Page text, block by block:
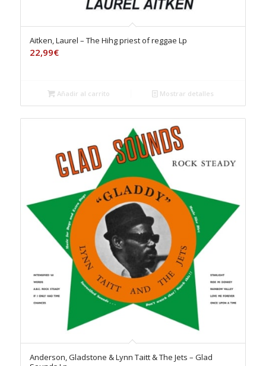
Aitken, Laurel – The Hihg priest of reggae Lp
22,99€
Añadir al carrito Mostrar detalles
Anderson, Gladstone & Lynn Taitt & The Jets – Glad